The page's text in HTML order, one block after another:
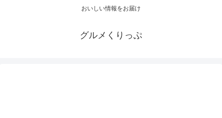
おいしい情報をお届け
グルメくりっぷ